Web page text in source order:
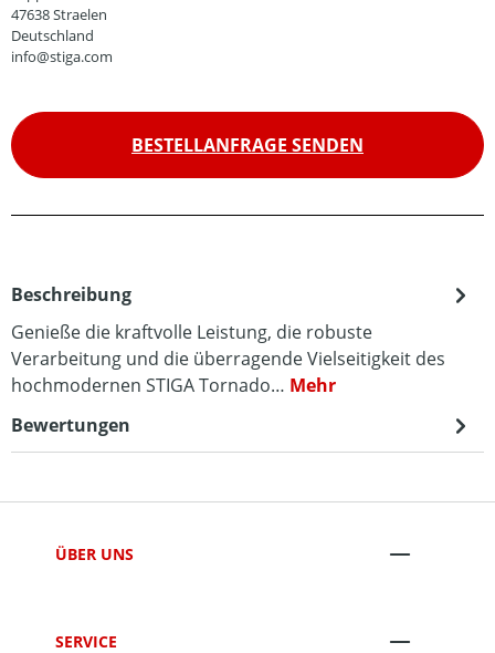
47638 Straelen
Deutschland
info@stiga.com
BESTELLANFRAGE SENDEN
Beschreibung
Genieße die kraftvolle Leistung, die robuste
Verarbeitung und die überragende Vielseitigkeit des
hochmodernen STIGA Tornado… Mehr
Bewertungen
ÜBER UNS
SERVICE